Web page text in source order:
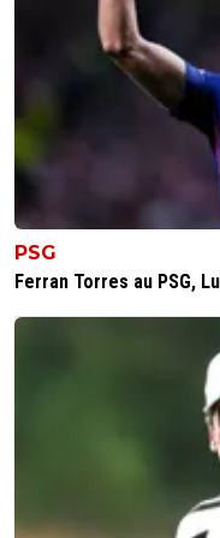
autre a eu un
épouse depuis
d'avoir une belle
Quant à son prix
moyen en faisant
confiance dans
Répondre
Grâce a lui
29
Ça sera minimum
Ils sont à peine
joueurs, et sont
Sagrada Familia...
PSG
Ferran Torres au PSG,